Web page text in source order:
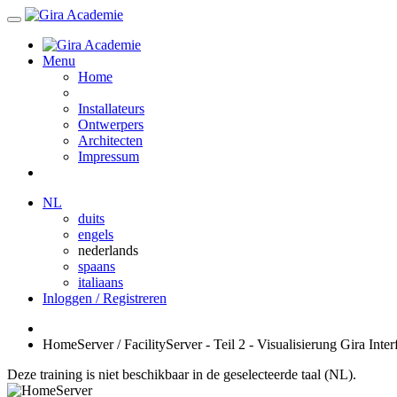
Menu
Home
Installateurs
Ontwerpers
Architecten
Impressum
NL
duits
engels
nederlands
spaans
italiaans
Inloggen / Registreren
HomeServer / FacilityServer - Teil 2 - Visualisierung Gira
Deze training is niet beschikbaar in de geselecteerde taal (NL).